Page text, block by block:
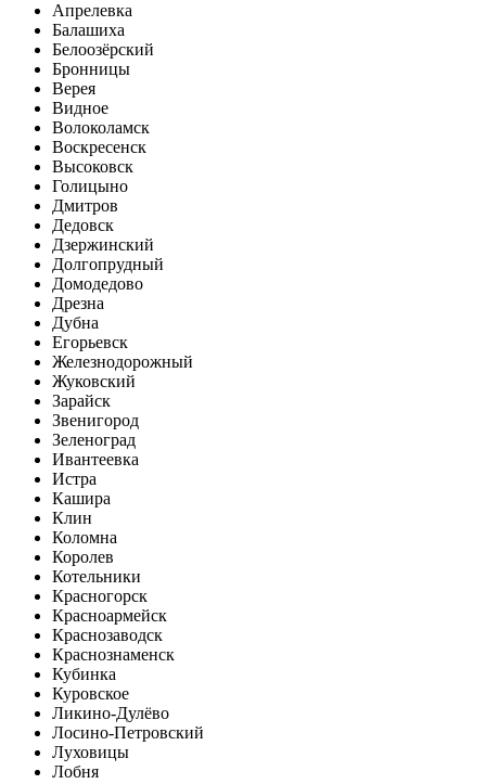
Апрелевка
Балашиха
Белоозёрский
Бронницы
Верея
Видное
Волоколамск
Воскресенск
Высоковск
Голицыно
Дмитров
Дедовск
Дзержинский
Долгопрудный
Домодедово
Дрезна
Дубна
Егорьевск
Железнодорожный
Жуковский
Зарайск
Звенигород
Зеленоград
Ивантеевка
Истра
Кашира
Клин
Коломна
Королев
Котельники
Красногорск
Красноармейск
Краснозаводск
Краснознаменск
Кубинка
Куровское
Ликино-Дулёво
Лосино-Петровский
Луховицы
Лобня